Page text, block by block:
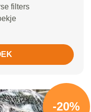
filters
-20%